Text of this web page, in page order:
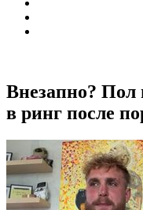
Внезапно? Пол
в ринг после